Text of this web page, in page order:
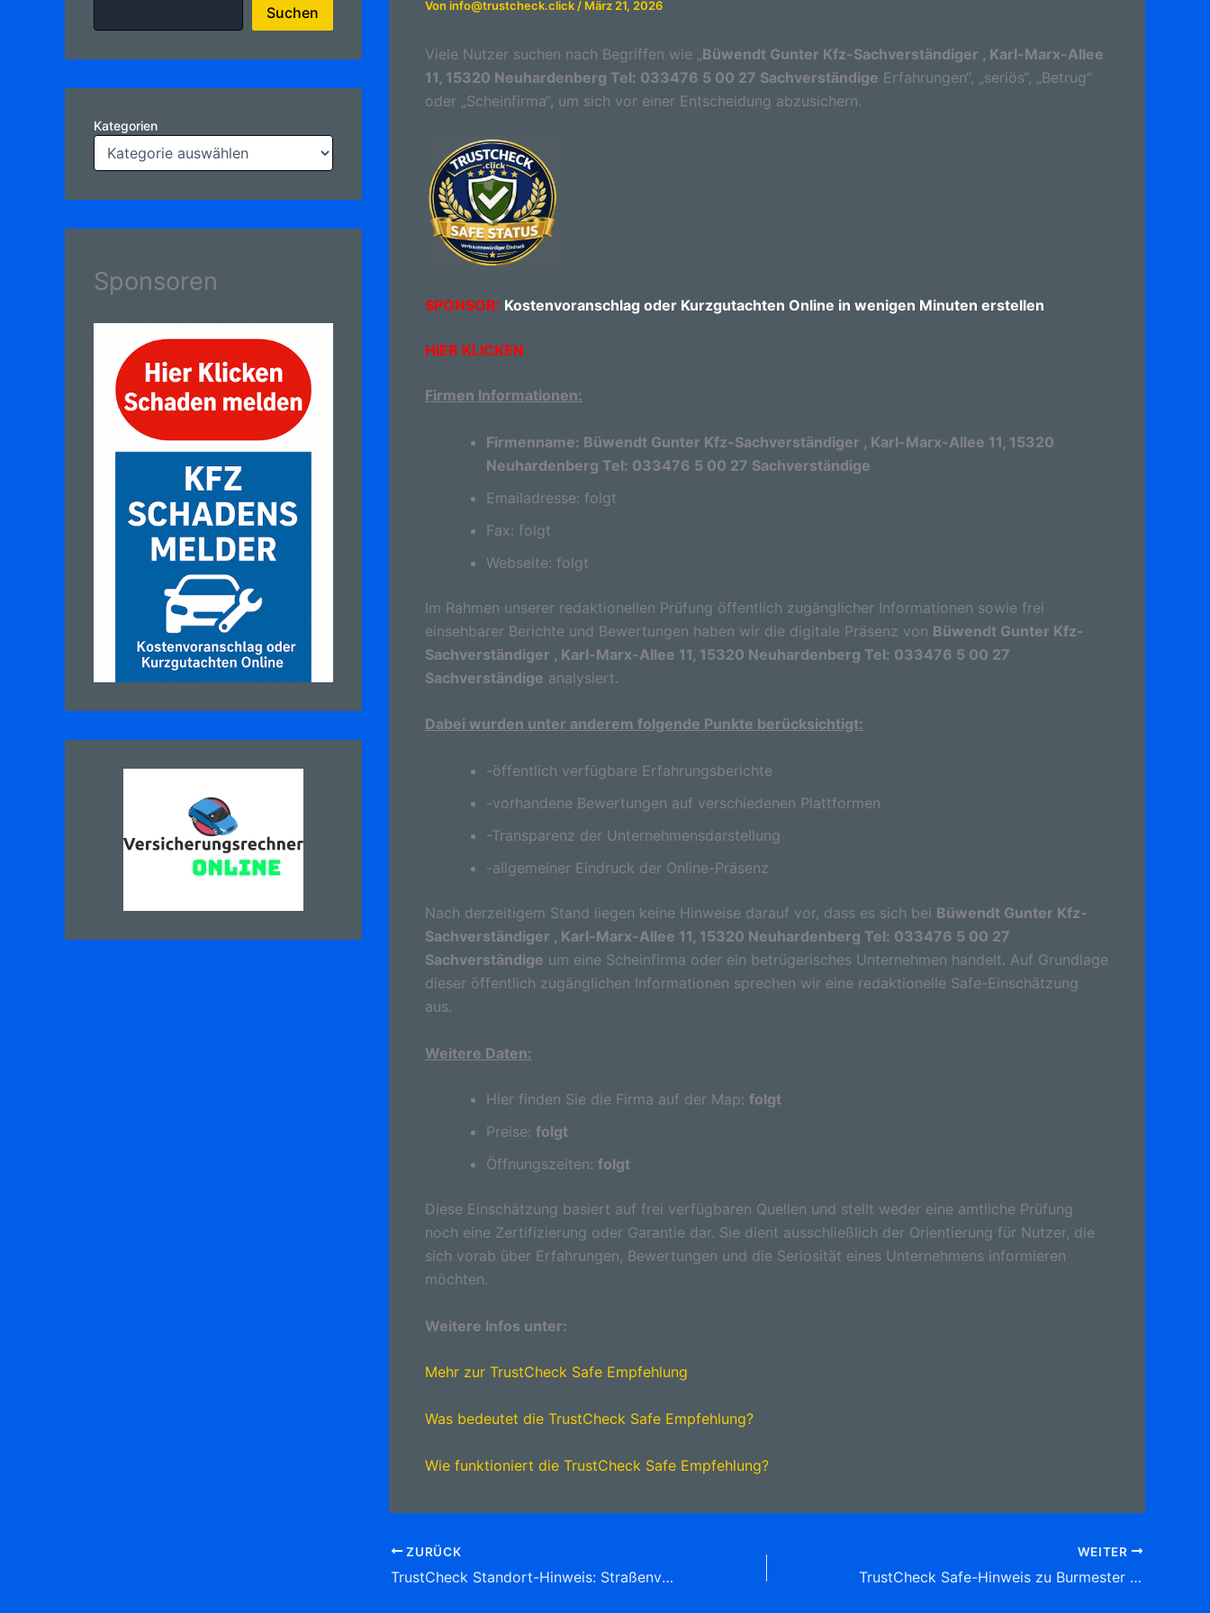
Suchen
Kategorien
Sponsoren
Von info@trustcheck.click / März 21, 2026
Viele Nutzer suchen nach Begriffen wie „Büwendt Gunter Kfz-Sachverständiger , Karl-Marx-Allee
11, 15320 Neuhardenberg Tel: 033476 5 00 27 Sachverständige Erfahrungen“, „seriös“, „Betrug“
oder „Scheinfirma“, um sich vor einer Entscheidung abzusichern.
SPONSOR: Kostenvoranschlag oder Kurzgutachten Online in wenigen Minuten erstellen
HIER KLICKEN
Firmen Informationen:
Firmenname: Büwendt Gunter Kfz-Sachverständiger , Karl-Marx-Allee 11, 15320
Neuhardenberg Tel: 033476 5 00 27 Sachverständige
Emailadresse: folgt
Fax: folgt
Webseite: folgt
Im Rahmen unserer redaktionellen Prüfung öffentlich zugänglicher Informationen sowie frei
einsehbarer Berichte und Bewertungen haben wir die digitale Präsenz von Büwendt Gunter Kfz-
Sachverständiger , Karl-Marx-Allee 11, 15320 Neuhardenberg Tel: 033476 5 00 27
Sachverständige analysiert.
Dabei wurden unter anderem folgende Punkte berücksichtigt:
-öffentlich verfügbare Erfahrungsberichte
-vorhandene Bewertungen auf verschiedenen Plattformen
-Transparenz der Unternehmensdarstellung
-allgemeiner Eindruck der Online-Präsenz
Nach derzeitigem Stand liegen keine Hinweise darauf vor, dass es sich bei Büwendt Gunter Kfz-
Sachverständiger , Karl-Marx-Allee 11, 15320 Neuhardenberg Tel: 033476 5 00 27
Sachverständige um eine Scheinfirma oder ein betrügerisches Unternehmen handelt. Auf Grundlage
dieser öffentlich zugänglichen Informationen sprechen wir eine redaktionelle Safe-Einschätzung
aus.
Weitere Daten:
Hier finden Sie die Firma auf der Map: folgt
Preise: folgt
Öffnungszeiten: folgt
Diese Einschätzung basiert auf frei verfügbaren Quellen und stellt weder eine amtliche Prüfung
noch eine Zertifizierung oder Garantie dar. Sie dient ausschließlich der Orientierung für Nutzer, die
sich vorab über Erfahrungen, Bewertungen und die Seriosität eines Unternehmens informieren
möchten.
Weitere Infos unter:
Mehr zur TrustCheck Safe Empfehlung
Was bedeutet die TrustCheck Safe Empfehlung?
Wie funktioniert die TrustCheck Safe Empfehlung?
ZURÜCK
TrustCheck Standort-Hinweis: Straßenverkehrsamt Konrad-Adenauer-Platz 1, 59368 Werne Tel: 02389 71-6 64 Kraftfahrzeugzulassungsstellen Adresse & Informationen
WEITER
TrustCheck Safe-Hinweis zu Burmester Holger KFZ-Sachverständiger , Am Ziegelholz 17, 23879 Mölln Tel: Sachverständige